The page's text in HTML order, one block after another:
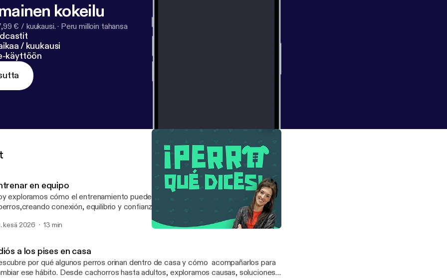
kokeilu
€ / kuukausi. · Peru milloin tahansa
/ kuukausi
käyttöön
en equipo
exploramos cómo el entrenamiento puede transformar la relación entre humanos
conexión, equilibrio y confianza mutua. Conocemos la visión de
kesä 2026 13 min
a los pises en casa
por qué algunos perros orinan dentro de casa y cómo acompañarlos para
ese hábito. Desde cachorros hasta adultos, exploramos causas, soluciones